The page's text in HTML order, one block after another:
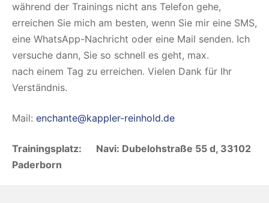
während der Trainings nicht ans Telefon gehe,
erreichen Sie mich am besten, wenn Sie mir eine SMS,
eine WhatsApp-Nachricht oder eine Mail senden. Ich
versuche dann, Sie so schnell es geht, max.
nach einem Tag zu erreichen. Vielen Dank für Ihr
Verständnis.
Mail: enchante@kappler-reinhold.de
Trainingsplatz: Navi: Dubelohstraße 55 d, 33102
Paderborn